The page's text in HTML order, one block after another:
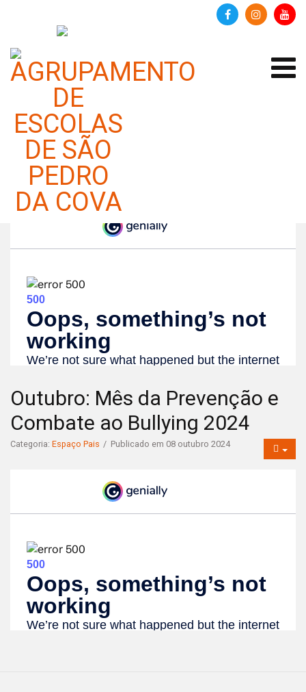
Dia Mundial da Saúde Mental:
10 de outubro
Categoria:Espaço Pais
Outubro: Mês da Prevenção e
Combate ao Bullying 2024
Categoria: Espaço Pais Publicado em 08 outubro 2024